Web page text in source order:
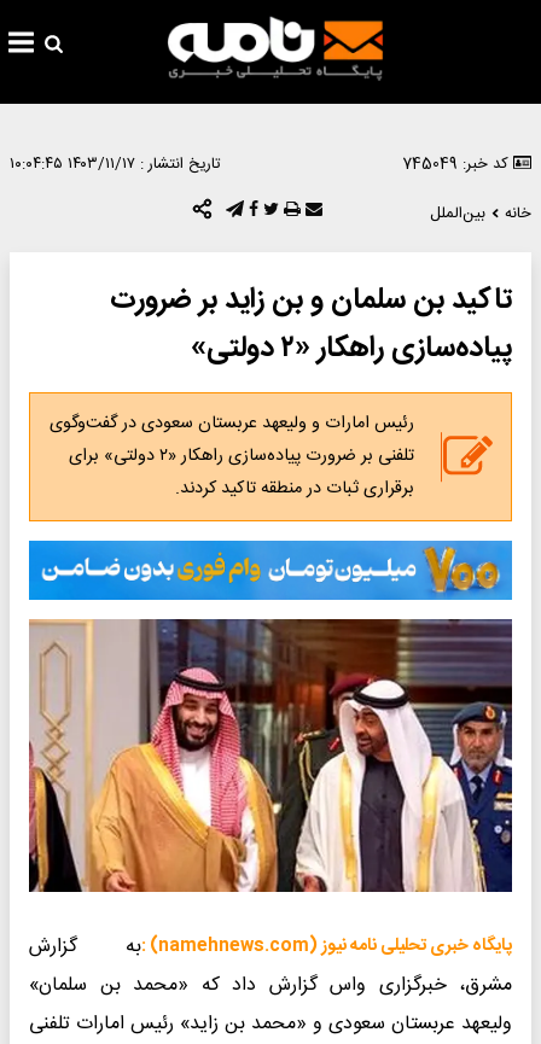
کد خبر: 745049 تاریخ انتشار : ۱۴۰۳/۱۱/۱۷ ۱۰:۰۴:۴۵
خانه
بین‌الملل
تاکید بن سلمان و بن زاید بر ضرورت
پیاده‌سازی راهکار «۲ دولتی»
رئیس امارات و ولیعهد عربستان سعودی در گفت‌وگوی
تلفنی بر ضرورت پیاده‌سازی راهکار «۲ دولتی» برای
برقراری ثبات در منطقه تاکید کردند.
پایگاه خبری تحلیلی نامه نیوز (namehnews.com) :
به گزارش
مشرق، خبرگزاری واس گزارش داد که «محمد بن سلمان»
ولیعهد عربستان سعودی و «محمد بن زاید» رئیس امارات تلفنی